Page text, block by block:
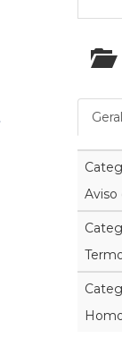
Geral
Aviso